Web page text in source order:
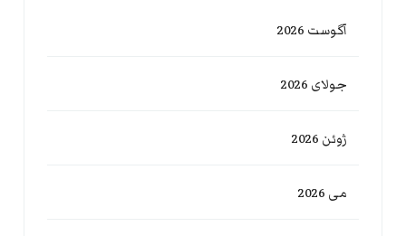
آگوست 2026
جولای 2026
ژوئن 2026
می 2026